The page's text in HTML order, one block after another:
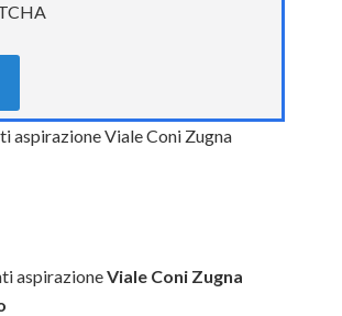
aspirazioneViale Coni Zugna